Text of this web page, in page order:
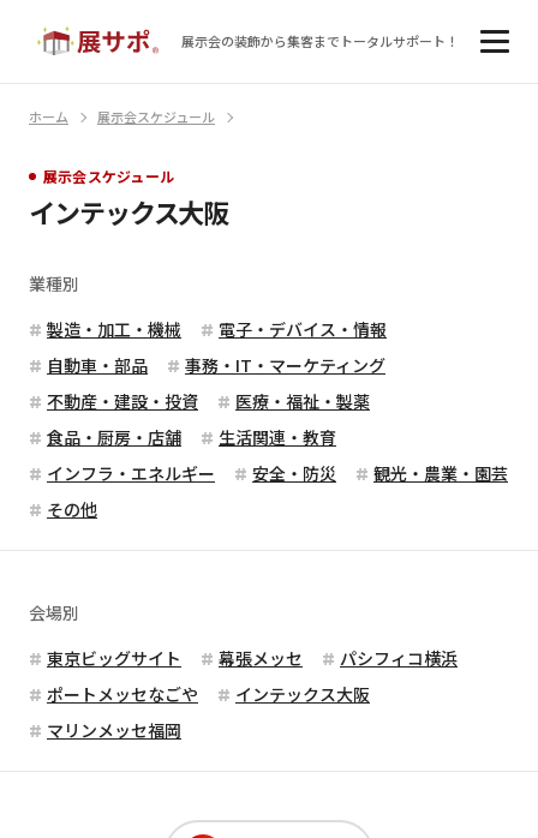
展示会の装飾から集客まで トータルサポート！
ホーム 展示会スケジュール
展示会スケジュール
インテックス大阪
業種別
製造・加工・機械
電子・デバイス・情報
自動車・部品
事務・IT・マーケティング
不動産・建設・投資
医療・福祉・製薬
食品・厨房・店舗
生活関連・教育
インフラ・エネルギー
安全・防災
観光・農業・園芸
その他
会場別
東京ビッグサイト
幕張メッセ
パシフィコ横浜
ポートメッセなごや
インテックス大阪
マリンメッセ福岡